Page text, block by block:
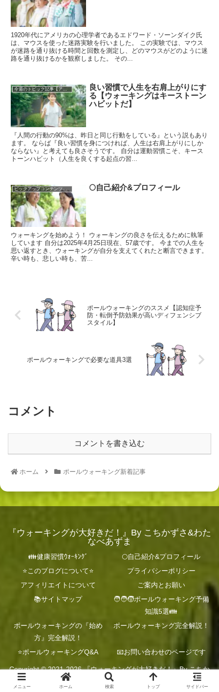
1920年代にアメリカの心理学者であるエドワード・ソーンダイク氏
は、マウスを使った迷路実験を行いました。 この実験では、マウス
が迷路を通り抜ける時間と回数を測定し、どのマウスがどのように迷
路を通り抜けるかを観察しました。 その...
今週のトピック記事【アーカイブ】
良い習慣で人生を右肩上がりにす
る【ウォーキングはキーストーン
ハビットだ】
『人間の行動の90%は、昨日と同じ行動をしている』という説もあり
ます。 ならば『良い習慣を身につければ、人生は右肩上がりにしか
ならない』と考えても良さそうです。 自分は運動習慣こそ、キース
トーンハビット（人生を良くする起点の習...
ピックアップコンテンツを集めました！ 🌕自己紹介&プロフィール
ウォーキングを始めよう！ ウォーキングの良さを伝えるために執筆
しています 自分は2025年4月25日現在、57歳です。 今までの人生を
思い返すとき、ウォーキングが自分を支えてくれたと断言できます。
辛い時も、悲しい時も、苦...
ポールウォーキングのススメ【認知症予
防・転倒予防効果が高いディフェンシブ
スタイル】
ポールウォーキングで必要な道具3選
コメント
コメントを書き込む
ホーム ポールウォーキング新着記事
『ウォーキングが大好きだ！』By こちかずさ&わた
なべあずま
👪健康習慣ｳｫｰｷﾝｸﾞ
🌕自己紹介&プロフィール
⭐️このブログについて⭐️
プライバシーポリシー
アフィリエイトについて
ご案内とお願い
📚サイトマップ
🧑‍🧑‍🧒ポールウォーキング予備
知識5選👪
ポールウォーキングの『始め
方』完全解説！
ポールウォーキング完全解説！
⭐️ポールウォーキングQ&A 📧お問い合わせのページです
Copyright © 2021-2026 『ウォーキングが大好きだ！』By こちか
ずさ&わたなべあずま All Rights Reserved.
メニュー ホーム 検索 トップ サイドバー